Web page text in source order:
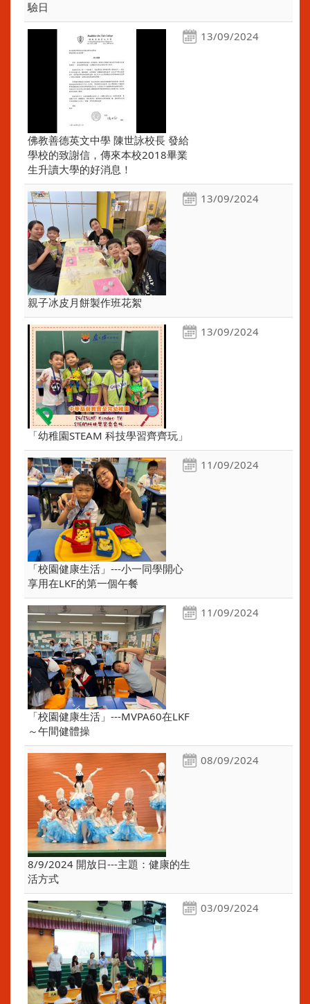
驗日
13/09/2024
佛教善德英文中學 陳世詠校長 發給
學校的致謝信，傳來本校2018畢業
生升讀大學的好消息！
13/09/2024
親子冰皮月餅製作班花絮
13/09/2024
「幼稚園STEAM 科技學習齊齊玩」
11/09/2024
「校園健康生活」---小一同學開心
享用在LKF的第一個午餐
11/09/2024
「校園健康生活」---MVPA60在LKF
～午間健體操
08/09/2024
8/9/2024 開放日---主題：健康的生
活方式
03/09/2024